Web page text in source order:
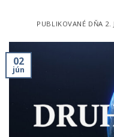
PUBLIKOVANÉ DŇA 2.
02
jún